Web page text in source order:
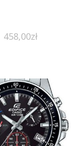
458,00zł